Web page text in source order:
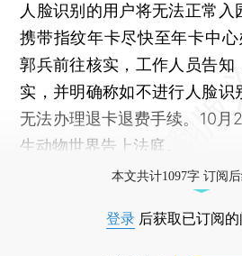
人脸识别的用户将无法正常
携带指纹年卡尽快至年卡中心
郭兵前往核实，工作人员告知
实，并明确称如不进行人脸识
无法办理退卡退费手续。10月
生动物世界告上法庭。
本文共计1097字 订阅
登录 后获取已订阅